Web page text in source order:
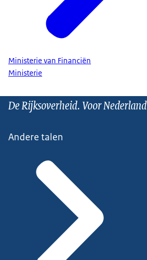
Ministerie van Financiën
Ministerie
De Rijksoverheid. Voor Nederland
Andere talen